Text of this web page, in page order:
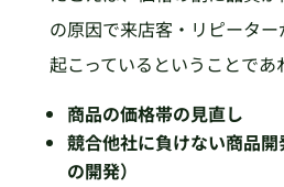
の原因で来店客・リピータ
起こっているということであ
商品の価格帯の見直し
競合他社に負けない商品
の開発）